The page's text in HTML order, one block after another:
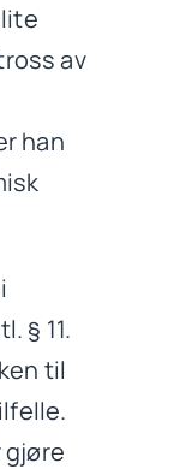
av
han
§ 11.
til
gjøre